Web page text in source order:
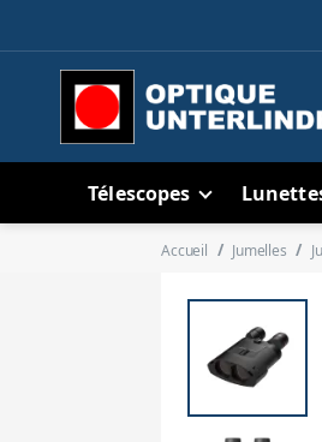
Télescopes
Accueil Jumelles